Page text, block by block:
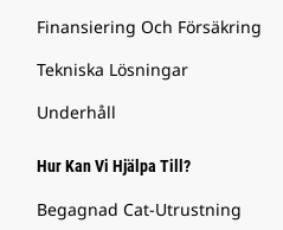
Finansiering Och Försäkring
Tekniska Lösningar
Underhåll
Hur Kan Vi Hjälpa Till?
Begagnad Cat-Utrustning